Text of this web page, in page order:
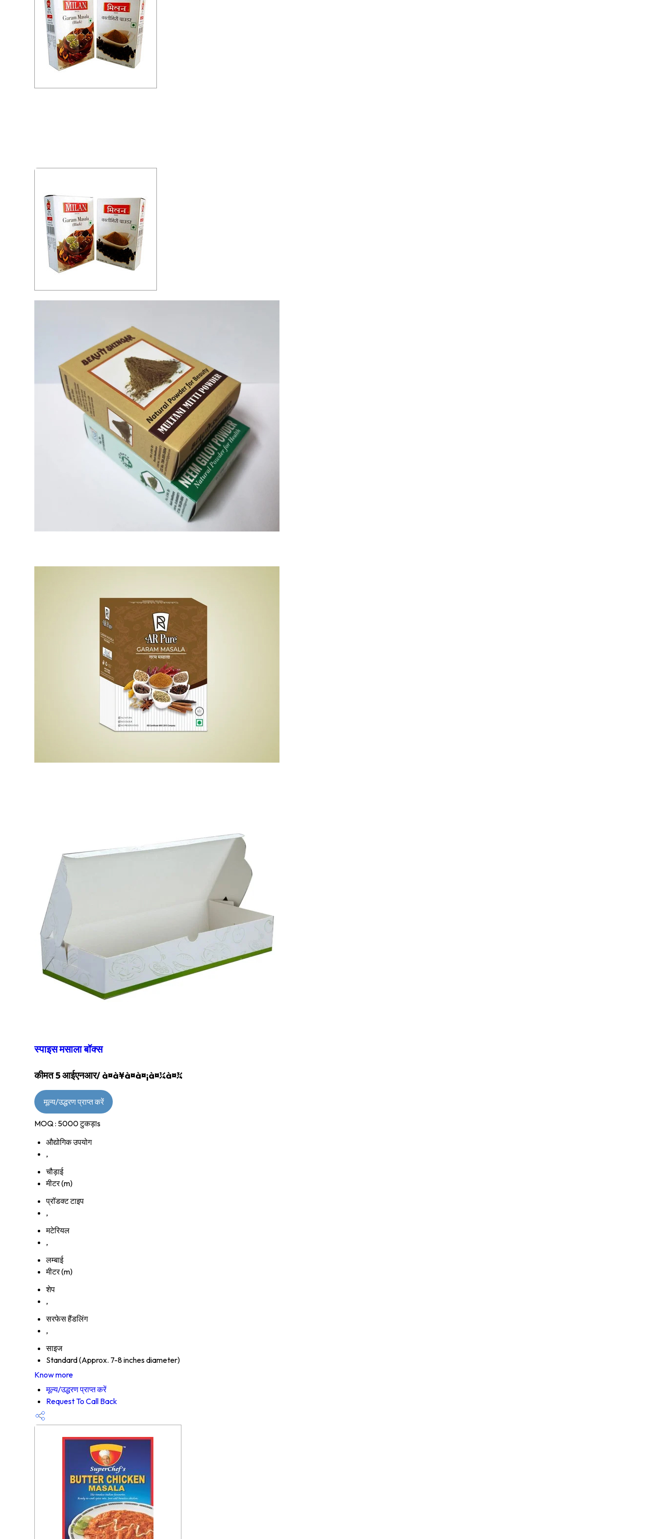
स्पाइस मसाला बॉक्स
कीमत 5 आईएनआर/ à¤à¥à¤à¤¡à¤¼à¤¾
मूल्य/उद्धरण प्राप्त करें
MOQ : 5000 टुकड़ाs
औद्योगिक उपयोग
,
चौड़ाई
मीटर (m)
प्रॉडक्ट टाइप
,
मटेरियल
,
लम्बाई
मीटर (m)
शेप
,
सरफेस हैंडलिंग
,
साइज
Standard (Approx. 7-8 inches diameter)
Know more
मूल्य/उद्धरण प्राप्त करें
Request To Call Back